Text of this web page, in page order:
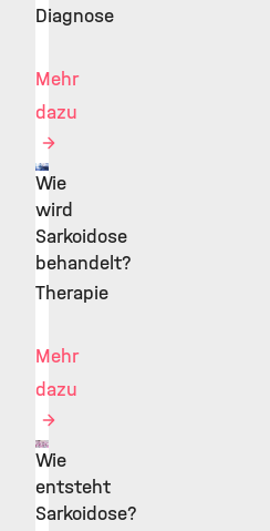
©
Diagnose
Mehr
dazu
©
Wie
wird
Sarkoidose
behandelt?
Therapie
Mehr
dazu
Wie
entsteht
Sarkoidose?